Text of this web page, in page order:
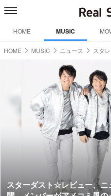
HOME MUSIC
HOME MUSIC ニュース スタ
スターダスト☆レビュー、ニ